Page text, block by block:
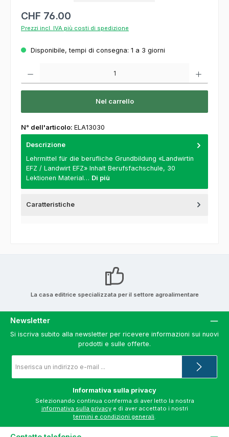
CHF 76.00
Prezzi incl. IVA più costi di spedizione
Disponibile, tempi di consegna: 1 a 3 giorni
Nel carrello
N° dell'articolo: ELA13030
Descrizione
Lehrmittel für die berufliche Grundbildung «Landwirtin
EFZ / Landwirt EFZ» Inhalt Berufsfachschule, 30
Lektionen Material… Di più
Caratteristiche
La casa editrice specializzata per il settore agroalimentare
Newsletter
Si iscriva subito alla newsletter per ricevere informazioni sui nuovi
prodotti e sulle offerte.
e-
*
Informativa sulla privacy
informativa sulla privacy
termini e condizioni generali